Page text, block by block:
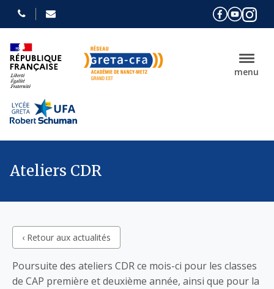
menu
Ateliers CDR
‹ Retour aux actualités
Poursuite des ateliers CDR ce mois-ci pour les classes
de CAP première et deuxième année, ainsi que pour la